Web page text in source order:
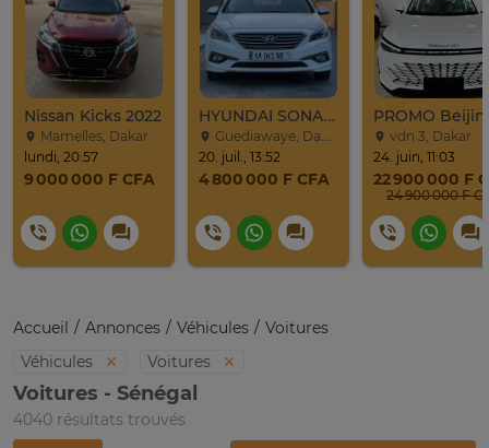
Nissan Kicks 2022
Mamelles, Dakar
lundi, 20:57
9 000 000 F CFA
HYUNDAI SONATA 2016
Guediawaye, Dakar
20. juil., 13:52
4 800 000 F CFA
vdn 3, Dakar
24. juin, 11:03
22 900 000 F
Accueil Annonces Véhicules
Voitures
Véhicules
Voitures
Voitures - Sénégal
4040 résultats trouvés